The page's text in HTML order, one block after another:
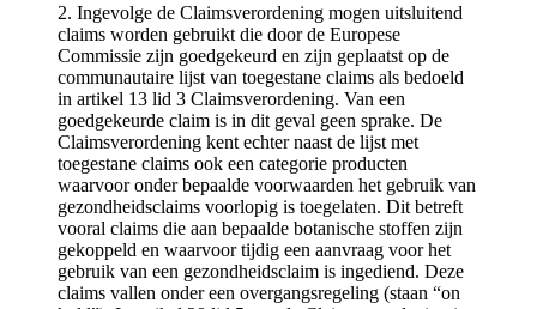
2. Ingevolge de Claimsverordening mogen uitsluitend
claims worden gebruikt die door de Europese
Commissie zijn goedgekeurd en zijn geplaatst op de
communautaire lijst van toegestane claims als bedoeld
in artikel 13 lid 3 Claimsverordening. Van een
goedgekeurde claim is in dit geval geen sprake. De
Claimsverordening kent echter naast de lijst met
toegestane claims ook een categorie producten
waarvoor onder bepaalde voorwaarden het gebruik van
gezondheidsclaims voorlopig is toegelaten. Dit betreft
vooral claims die aan bepaalde botanische stoffen zijn
gekoppeld en waarvoor tijdig een aanvraag voor het
gebruik van een gezondheidsclaim is ingediend. Deze
claims vallen onder een overgangsregeling (staan “on